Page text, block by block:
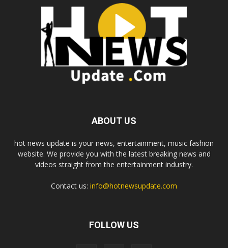
ABOUT US
hot news update is your news, entertainment, music fashion
website. We provide you with the latest breaking news and
videos straight from the entertainment industry.
Contact us: info@hotnewsupdate.com
FOLLOW US